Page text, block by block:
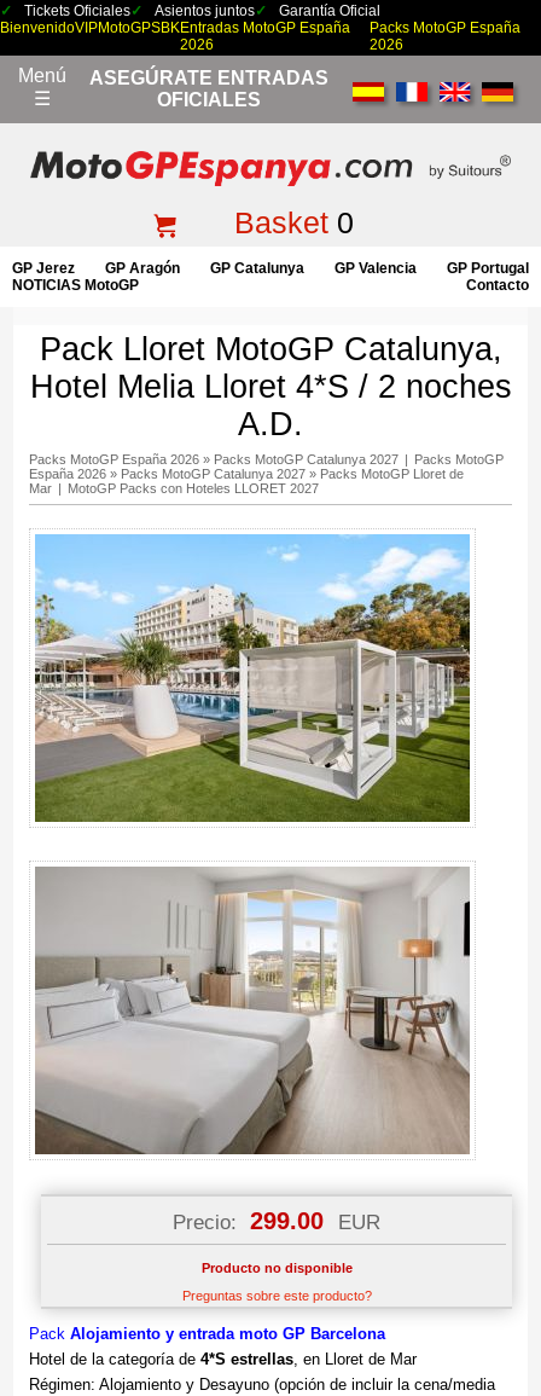
Tickets Oficiales Asientos juntos
Garantía Oficial
BienvenidoVIPMotoGPSBKEntradas MotoGP España
2026
Packs MotoGP España
2026
Menú
☰
ASEGÚRATE ENTRADAS
OFICIALES
Basket0
GP Jerez GP Aragón GP Catalunya GP Valencia
GP Portugal
NOTICIAS MotoGP
Contacto
Pack Lloret MotoGP Catalunya,
Hotel Melia Lloret 4*S / 2 noches
A.D.
Packs MotoGP España 2026» Packs MotoGP Catalunya 2027 | Packs MotoGP
España 2026» Packs MotoGP Catalunya 2027» Packs MotoGP Lloret de
Mar | MotoGP Packs con Hoteles LLORET 2027
Precio: 299.00 EUR
Producto no disponible
Preguntas sobre este producto?
Pack Alojamiento y entrada moto GP Barcelona
Hotel de la categoría de 4*S estrellas, en Lloret de Mar
Régimen: Alojamiento y Desayuno (opción de incluir la cena/media